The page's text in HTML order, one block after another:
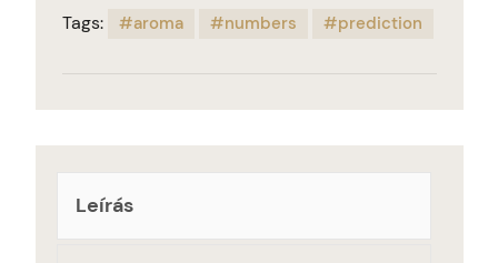
Tags: aroma numbers prediction
Leírás